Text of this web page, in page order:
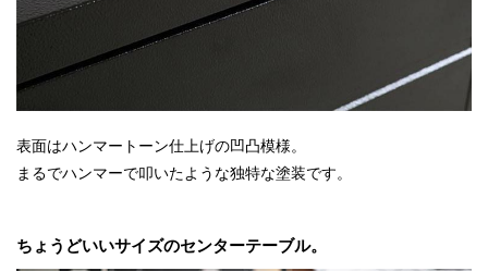
表面はハンマートーン仕上げの凹凸模様。
まるでハンマーで叩いたような独特な塗装です。
ちょうどいいサイズのセンターテーブル。